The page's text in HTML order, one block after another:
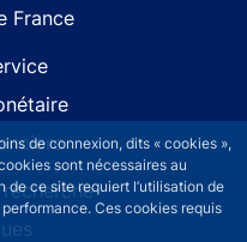
de connexion, dits « cookies »,
sont nécessaires au
ce site requiert l’utilisation de
Ces cookies requis
France